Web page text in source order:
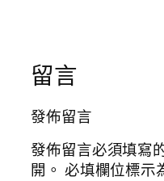
留言
發佈留言
發佈留言必須填寫
開。 必填欄位標示